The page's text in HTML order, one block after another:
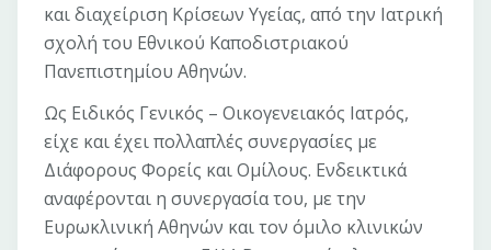
και διαχείριση Κρίσεων Υγείας, από την Ιατρική
σχολή του Εθνικού Καποδιστριακού
Πανεπιστημίου Αθηνών.
Ως Ειδικός Γενικός – Οικογενειακός Ιατρός,
είχε και έχει πολλαπλές συνεργασίες με
Διάφορους Φορείς και Ομίλους. Ενδεικτικά
αναφέρονται η συνεργασία του, με την
Ευρωκλινική Αθηνών και τον όμιλο κλινικών